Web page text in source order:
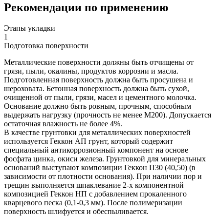
Рекомендации по применению
Этапы укладки
1
Подготовка поверхности
Металлические поверхности должны быть отчищены от
грязи, пыли, окалины, продуктов коррозии и масла.
Подготовленная поверхность должна быть просушена и
шероховата. Бетонная поверхность должна быть сухой,
очищенной от пыли, грязи, масел и цементного молочка.
Основание должно быть ровным, прочным, способным
выдержать нагрузку (прочность не менее М200). Допускается
остаточная влажность не более 4%.
В качестве грунтовки для металлических поверхностей
используется Геккон АП грунт, который содержит
специальный антикоррозионный компонент на основе
фосфата цинка, окиси железа. Грунтовкой для минеральных
оснований выступают композиции Геккон П30 (40,50) (в
зависимости от плотности основания). При наличии пор и
трещин выполняется шпаклевание 2-х компонентной
композицией Геккон НП с добавлением прокаленного
кварцевого песка (0,1-0,3 мм). После полимеризации
поверхность шлифуется и обеспыливается.